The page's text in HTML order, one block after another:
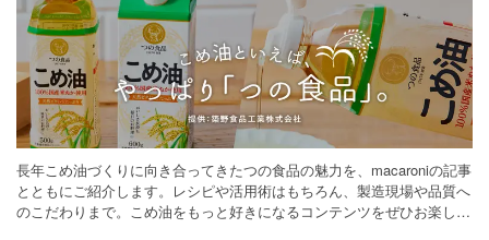
長年こめ油づくりに向き合ってきたつの食品の魅力を、macaroniの記事
とともにご紹介します。レシピや活用術はもちろん、製造現場や品質へ
のこだわりまで。こめ油をもっと好きになるコンテンツをぜひお楽しみ